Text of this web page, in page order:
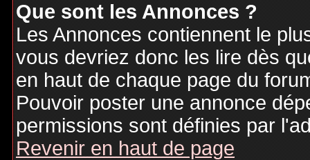
Que sont les Annonces ?
Les Annonces contiennent le
vous devriez donc les lire dès
en haut de chaque page du
Pouvoir poster une annonce
permissions sont définies par
Revenir en haut de page